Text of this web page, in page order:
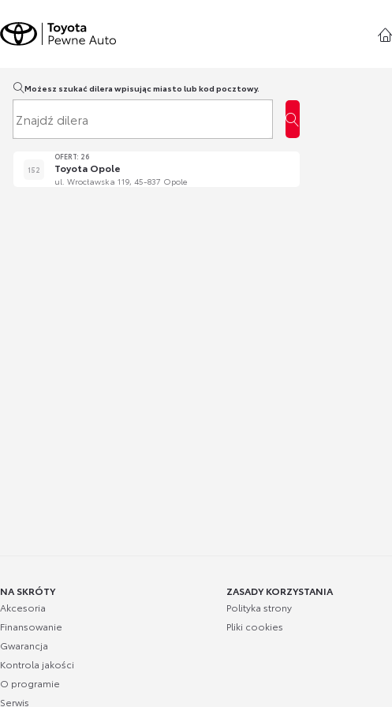
Możesz szukać dilera wpisując miasto lub kod pocztowy.
152
OFERT: 26
Toyota Opole
ul. Wrocławska 119, 45-837 Opole
NA SKRÓTY
Akcesoria
Finansowanie
Gwarancja
Kontrola jakości
O programie
Serwis
ZASADY KORZYSTANIA
Polityka strony
Pliki cookies